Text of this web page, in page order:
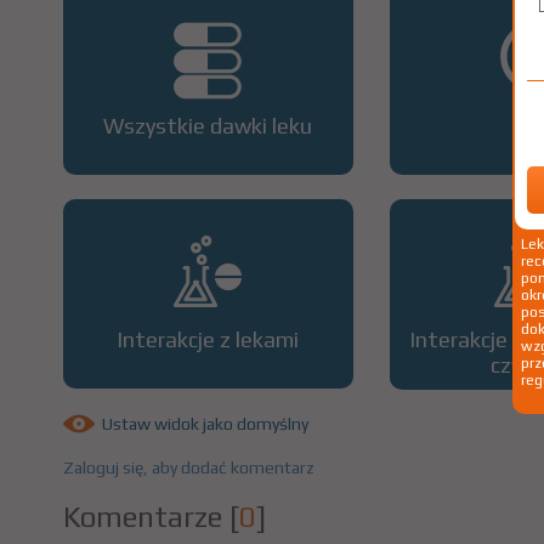
Wszystkie dawki leku
Interakcje z lekami
Interakcje z
Ustaw widok jako domyślny
Zaloguj się, aby dodać komentarz
Komentarze [0]